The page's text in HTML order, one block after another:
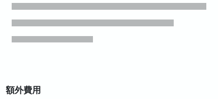
額外費用